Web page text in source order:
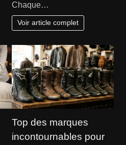
Chaque…
Voir article complet
Top des marques
incontournables pour